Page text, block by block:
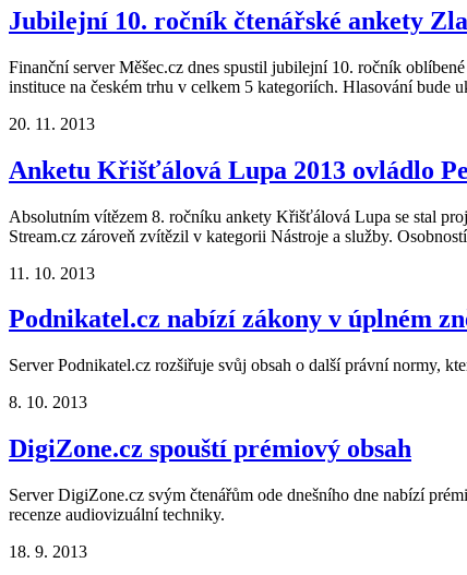
Jubilejní 10. ročník čtenářské ankety
Finanční server Měšec.cz dnes spustil jubilejní 10. ročník
instituce na českém trhu v celkem 5 kategoriích. Hlasování bude
20. 11. 2013
Anketu Křišťálová Lupa 2013 ovládlo
Absolutním vítězem 8. ročníku ankety Křišťálová Lupa se stal
Stream.cz zároveň zvítězil v kategorii Nástroje a služby.
11. 10. 2013
Podnikatel.cz nabízí zákony v úplném
Server Podnikatel.cz rozšiřuje svůj obsah o další právní normy,
8. 10. 2013
DigiZone.cz spouští prémiový obsah
Server DigiZone.cz svým čtenářům ode dnešního dne nabízí
recenze audiovizuální techniky.
18. 9. 2013